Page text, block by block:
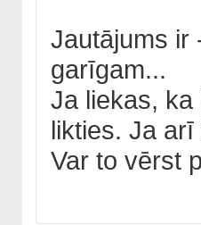
Jautājums ir
garīgam...
Ja liekas,
likties. Ja
Var to vērst